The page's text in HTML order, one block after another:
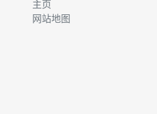
主页
网站地图